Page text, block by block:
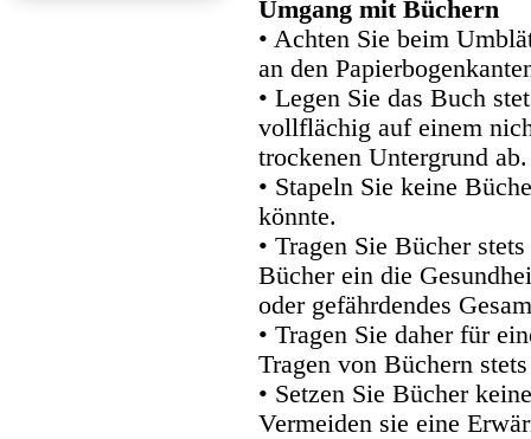
Umgang mit Büchern
• Achten Sie beim
an den
• Legen Sie das Buch
vollflächig auf einem
trockenen Untergrund ab.
• Stapeln Sie keine
könnte.
• Tragen Sie Bücher
Bücher ein die
oder gefährdendes
• Tragen Sie daher für
Tragen von Büchern
• Setzen Sie Bücher
Vermeiden sie eine